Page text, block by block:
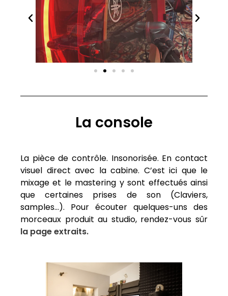
La console
La pièce de contrôle. Insonorisée. En contact
visuel direct avec la cabine. C’est ici que le
mixage et le mastering y sont effectués ainsi
que certaines prises de son (Claviers,
samples…). Pour écouter quelques-uns des
morceaux produit au studio, rendez-vous sûr​
la page extraits.